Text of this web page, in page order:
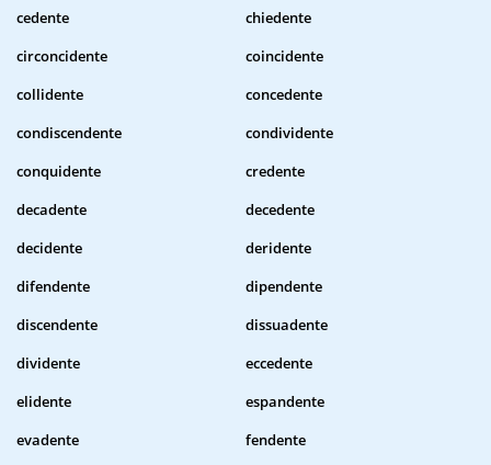
cedente
chiedente
circoncidente
coincidente
collidente
concedente
condiscendente
condividente
conquidente
credente
decadente
decedente
decidente
deridente
difendente
dipendente
discendente
dissuadente
dividente
eccedente
elidente
espandente
evadente
fendente